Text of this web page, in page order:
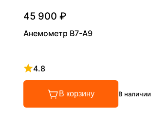
45 900 ₽
Анемометр В7-А9
4.8
Рейтинг 4.8 из 5
В корзину В наличии